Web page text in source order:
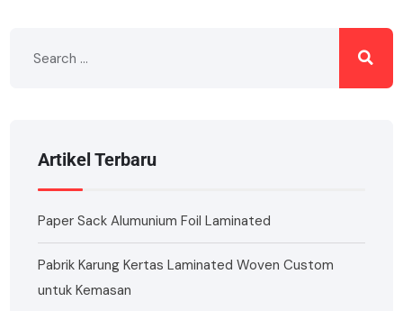
Artikel Terbaru
Paper Sack Alumunium Foil Laminated
Pabrik Karung Kertas Laminated Woven Custom
untuk Kemasan